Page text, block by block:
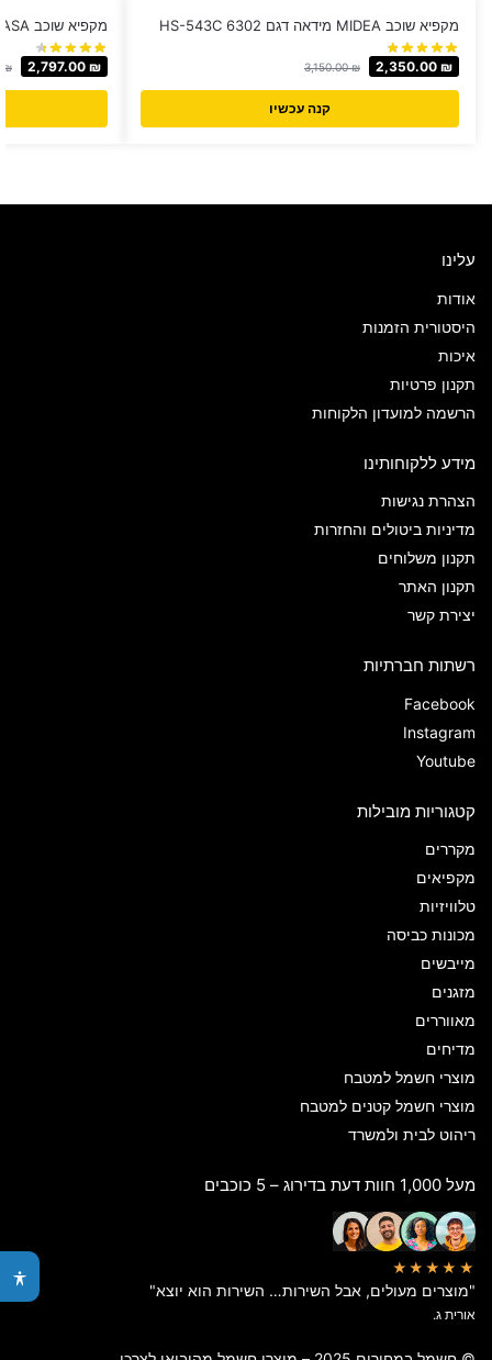
מקפיא שוכב MIDEA מידאה דגם HS-543C 6302
3,150.00₪ 2,350.00 ₪
קנה עכשיו
מקפיא שוכב LACASA ‏423 ‏ליטר דגם CD510
₪ 2,797.00 ₪
עלינו
אודות
היסטורית הזמנות
איכות
תקנון פרטיות
הרשמה למועדון הלקוחות
מידע ללקוחותינו
הצהרת נגישות
מדיניות ביטולים והחזרות
תקנון משלוחים
תקנון האתר
יצירת קשר
רשתות חברתיות
Facebook
Instagram
Youtube
קטגוריות מובילות
מקררים
מקפיאים
טלוויזיות
מכונות כביסה
מייבשים
מזגנים
מאווררים
מדיחים
מוצרי חשמל למטבח
מוצרי חשמל קטנים למטבח
ריהוט לבית ולמשרד
מעל 1,000 חוות דעת בדירוג – 5 כוכבים
★★★★★
"מוצרים מעולים, אבל השירות… השירות הוא יוצא"
אורית ג.